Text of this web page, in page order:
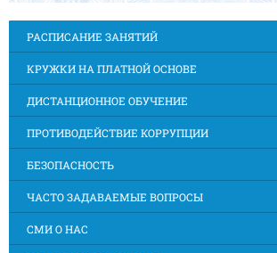
РАСПИСАНИЕ ЗАНЯТИЙ
КРУЖКИ НА ПЛАТНОЙ ОСНОВЕ
ДИСТАНЦИОННОЕ ОБУЧЕНИЕ
ПРОТИВОДЕЙСТВИЕ КОРРУПЦИИ
БЕЗОПАСНОСТЬ
ЧАСТО ЗАДАВАЕМЫЕ ВОПРОСЫ
СМИ О НАС